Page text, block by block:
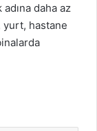
daha az
yurt, hastane